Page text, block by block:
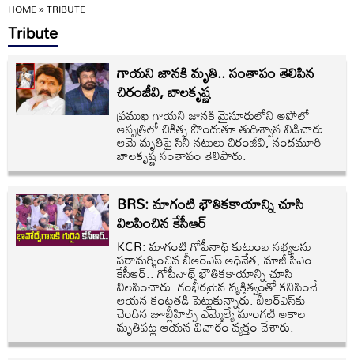
HOME»TRIBUTE
Tribute
గాయని జానకి మృతి.. సంతాపం తెలిపిన
చిరంజీవి, బాలకృష్ణ
ప్రముఖ గాయని జానకి మైసూరులోని అపోలో
ఆస్పత్రిలో చికిత్స పొందుతూ తుదిశ్వాస విడిచారు.
ఆమె మృతిపై సినీ నటులు చిరంజీవి, నందమూరి
బాలకృష్ణ సంతాపం తెలిపారు.
BRS: మాగంటి భౌతికకాయాన్ని చూసి
విలపించిన కేసీఆర్
KCR: మాగంటి గోపీనాథ్ కుటుంబ సభ్యలను
పరామర్శించిన బీఆర్ఎస్ అధినేత, మాజీ సీఎం
కేసీఆర్.. గోపీనాథ్ భౌతికకాయాన్ని చూసి
విలపించారు. గంభీరమైన వ్యక్తిత్వంతో కనిపించే
ఆయన కంటతడి పెట్టుకున్నారు. బీఆర్ఎస్‌కు
చెందిన జూబ్లీహిల్స్ ఎమ్మెల్యే మాంగటి అకాల
మృతిపట్ల ఆయన విచారం వ్యక్తం చేశారు.